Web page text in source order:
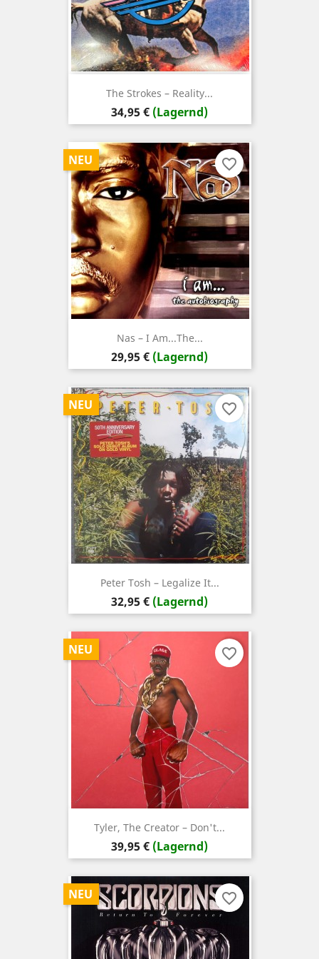
The Strokes – Reality...
Preis
34,95 € (Lagernd)
Nas – I Am...The...
Preis
29,95 € (Lagernd)
NEU favorite_border
Peter Tosh – Legalize It...
Preis
32,95 € (Lagernd)
NEU favorite_border
Tyler, The Creator – Don't...
Preis
39,95 € (Lagernd)
NEU favorite_border
NEU favorite_border